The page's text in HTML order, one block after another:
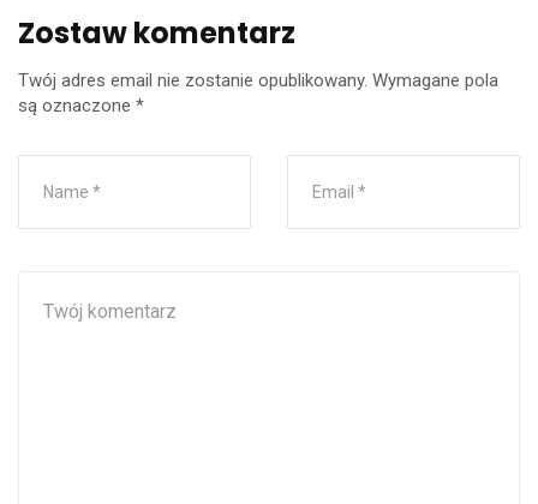
Zostaw komentarz
Twój adres email nie zostanie opublikowany. Wymagane pola
są oznaczone *